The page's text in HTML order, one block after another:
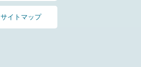
サイトマップ